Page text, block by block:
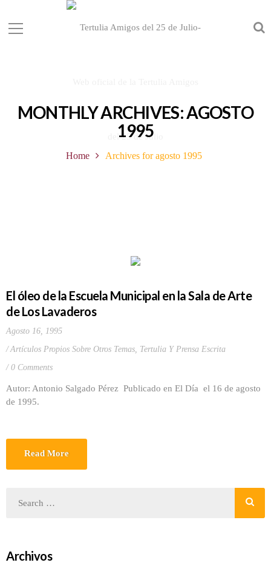
MONTHLY ARCHIVES: AGOSTO
1995
Home Archives for agosto 1995
El óleo de la Escuela Municipal en la Sala de Arte
de Los Lavaderos
Agosto 16, 1995
Artículos Propios Sobre Otros Temas, Tertulia Y Prensa Escrita
0 Comments
Autor: Antonio Salgado Pérez Publicado en El Día el 16 de agosto
de 1995.
Read More
Archivos